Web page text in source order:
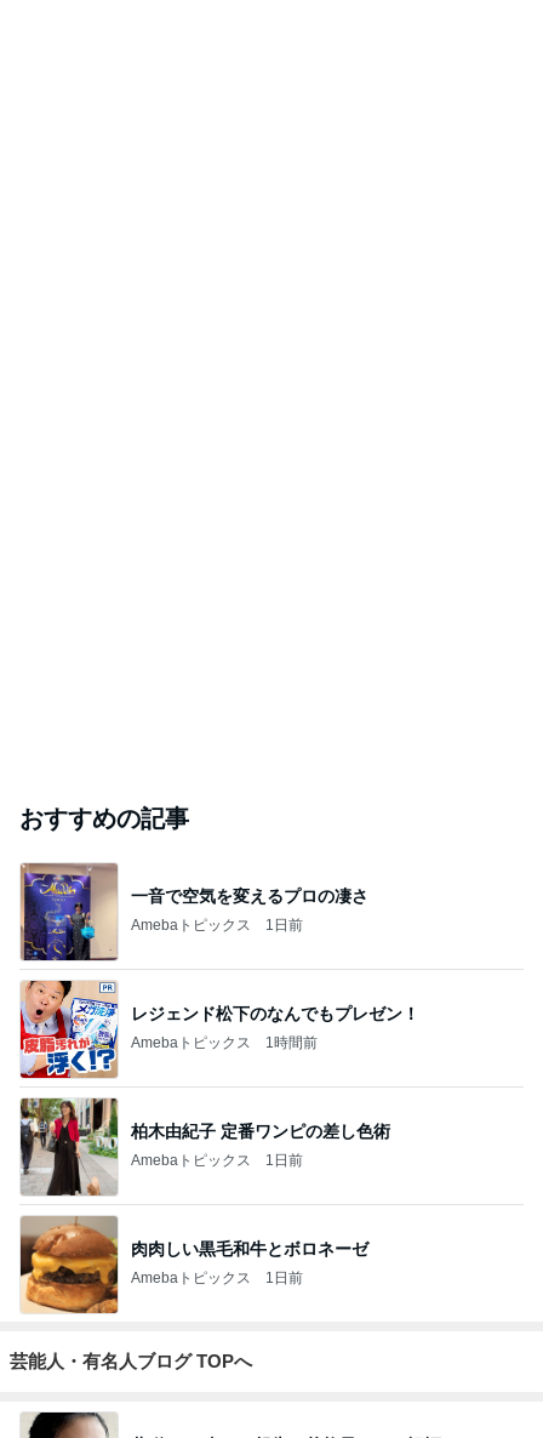
おすすめの記事
一音で空気を変えるプロの凄さ
Amebaトピックス 1日前
レジェンド松下のなんでもプレゼン！
Amebaトピックス 1時間前
柏木由紀子 定番ワンピの差し色術
Amebaトピックス 1日前
肉肉しい黒毛和牛とボロネーゼ
Amebaトピックス 1日前
芸能人・有名人ブログ TOPへ